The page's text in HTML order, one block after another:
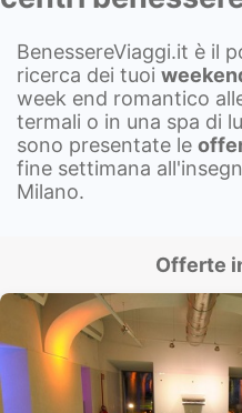
BenessereViaggi.it è il
ricerca dei tuoi
week end romantico
termali o in una spa di
sono presentate le
fine settimana
Milano.
Offerte